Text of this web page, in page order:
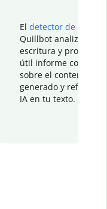
El detector de IA
Quillbot analiza tu
escritura y
útil informe con
sobre el contenido
generado y refinado
IA en tu texto.